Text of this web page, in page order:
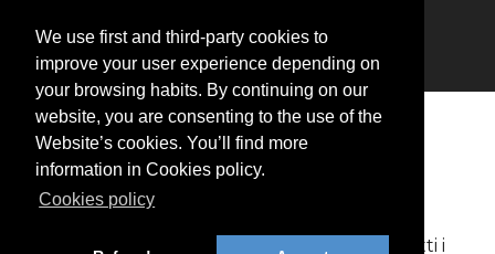
We use first and third-party cookies to
improve your user experience depending on
your browsing habits. By continuing on our
website, you are consenting to the use of the
Website’s cookies. You’ll find more
information in Cookies policy.
Cookies policy
Contatto
Copyright © 2009-2026 BookinBudapest | Tutti i